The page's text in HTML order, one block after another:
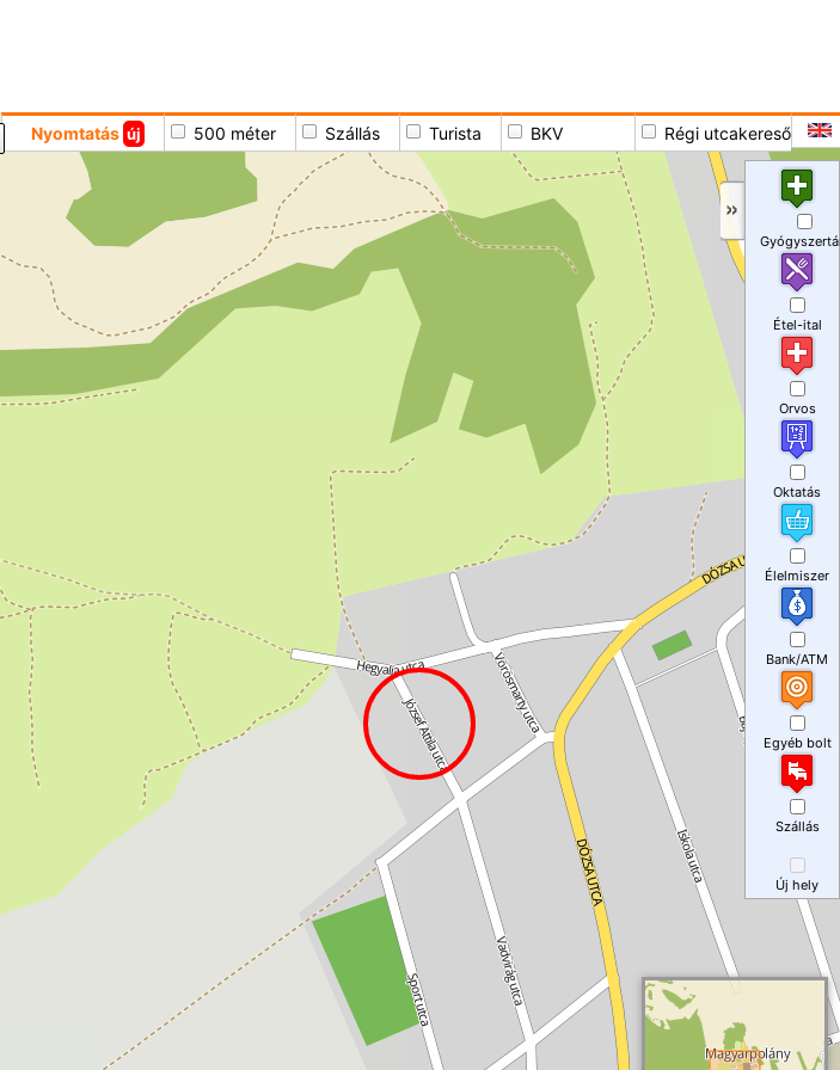
Nyomtatás új 500 méter Szállás Turista BKV Régi utcakereső
Étel-ital
Orvos
Oktatás
Élelmiszer
Bank/ATM
Egyéb bolt
Szállás
Új hely